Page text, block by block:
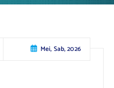
Mei, Sab, 2026